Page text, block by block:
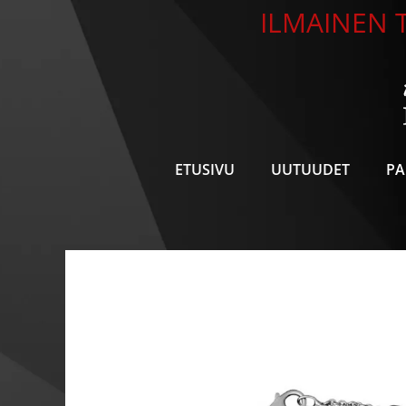
ILMAINEN
ETUSIVU UUTUUDET